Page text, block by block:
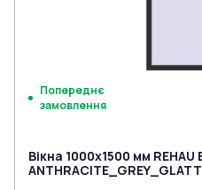
Попереднє
замовлення
Вікна 1000x1500 мм